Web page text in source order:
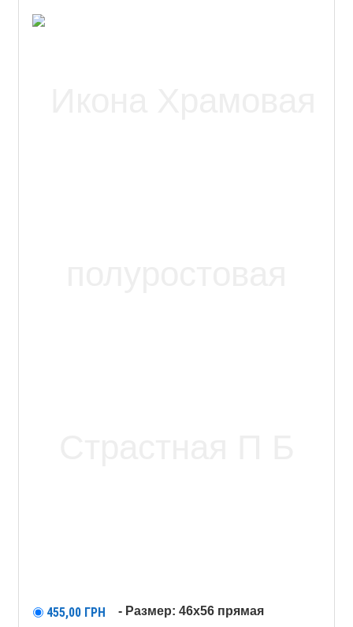
455,00 ГРН - Размер: 46x56 прямая